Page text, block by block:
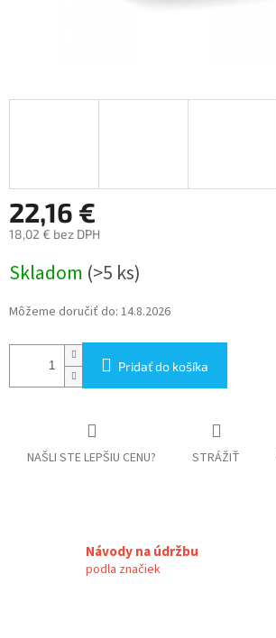
22,16 €
18,02 € bez DPH
cena:
Skladom (>5 ks)
Môžeme doručiť do: 14.8.2026
Pridať do košíka
NAŠLI STE LEPŠIU CENU? STRÁŽIŤ
Návody na údržbu
podla značiek